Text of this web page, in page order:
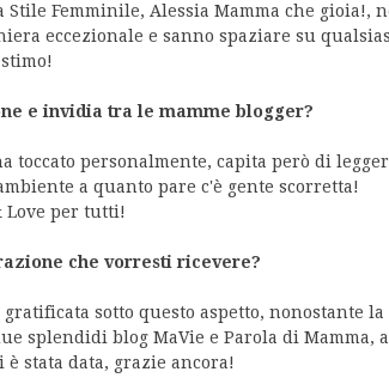
Stile Femminile, Alessia Mamma che gioia!,
eccezionale e sanno spaziare su
e invidia tra le mamme blogger?
toccato personalmente, capita però di
a quanto pare c'è gente scorretta!
Love per tutti!
che vorresti ricevere?
sotto questo aspetto, nonostante la
splendidi blog MaVie e Parola di
stata data, grazie ancora!